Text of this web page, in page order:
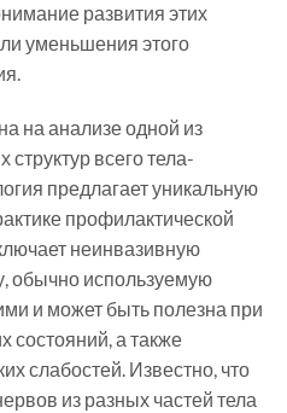
развития этих
уменьшения этого
на анализе одной из
всего тела-
предлагает уникальную
профилактической
неинвазивную
обычно используемую
и может быть полезна при
а также
слабостей. Известно, что
из разных частей тела